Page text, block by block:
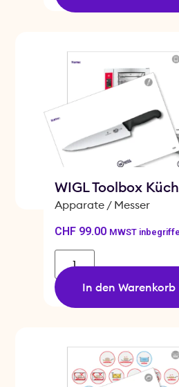
WIGL Toolbox
Apparate / Messer
CHF99.00 MWST
In den Warenkorb